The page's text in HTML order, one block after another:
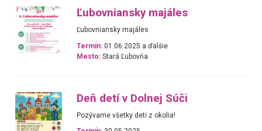
Ľubovniansky majáles
Ľubovniansky majáles
Termín: 01.06.2025 a ďalšie
Mesto: Stará Ľubovňa
Deň detí v Dolnej Súči
Pozývame všetky deti z okolia!